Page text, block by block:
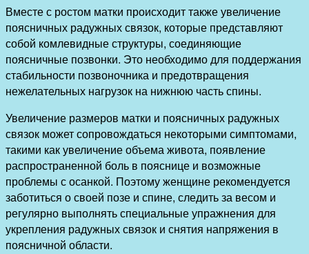
Вместе с ростом матки происходит также увеличение
поясничных радужных связок, которые представляют
собой комлевидные структуры, соединяющие
поясничные позвонки. Это необходимо для поддержания
стабильности позвоночника и предотвращения
нежелательных нагрузок на нижнюю часть спины.
Увеличение размеров матки и поясничных радужных
связок может сопровождаться некоторыми симптомами,
такими как увеличение объема живота, появление
распространенной боль в пояснице и возможные
проблемы с осанкой. Поэтому женщине рекомендуется
заботиться о своей позе и спине, следить за весом и
регулярно выполнять специальные упражнения для
укрепления радужных связок и снятия напряжения в
поясничной области.